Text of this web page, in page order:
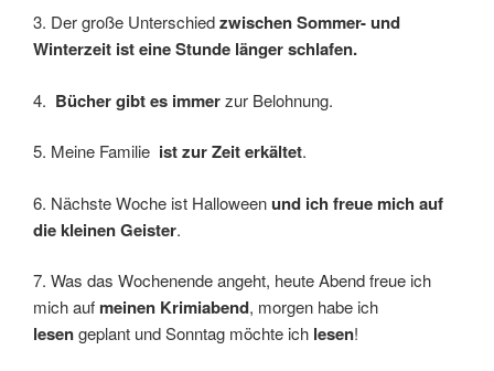
3. Der große Unterschiedzwischen Sommer- und
Winterzeit ist eine Stunde länger schlafen.
4. Bücher gibt es immerzur Belohnung.
5. Meine Familie ist zur Zeit erkältet.
6. Nächste Woche ist Halloweenund ich freue mich auf
die kleinen Geister.
7. Was das Wochenende angeht, heute Abend freue ich
mich auf meinen Krimiabend, morgen habe ich
lesengeplant und Sonntag möchte ich lesen!